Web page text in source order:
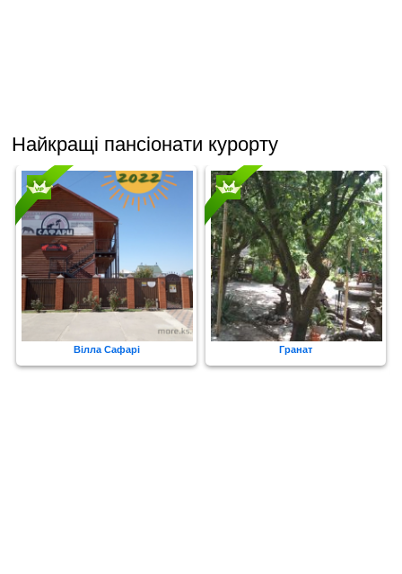
Найкращі пансіонати курорту
Вілла Сафарі Гранат